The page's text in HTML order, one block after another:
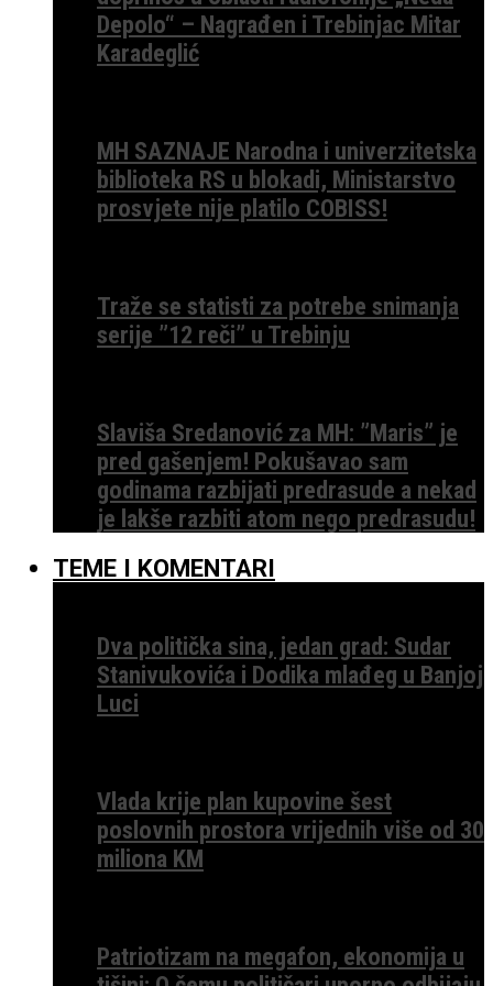
Depolo“ – Nagrađen i Trebinjac Mitar
Karadeglić
MH SAZNAJE Narodna i univerzitetska
biblioteka RS u blokadi, Ministarstvo
prosvjete nije platilo COBISS!
Traže se statisti za potrebe snimanja
serije ”12 reči” u Trebinju
Slaviša Sredanović za MH: ”Maris” je
pred gašenjem! Pokušavao sam
godinama razbijati predrasude a nekad
je lakše razbiti atom nego predrasudu!
TEME I KOMENTARI
Dva politička sina, jedan grad: Sudar
Stanivukovića i Dodika mlađeg u Banjoj
Luci
Vlada krije plan kupovine šest
poslovnih prostora vrijednih više od 30
miliona KM
Patriotizam na megafon, ekonomija u